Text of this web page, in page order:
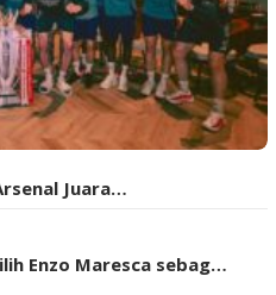
Juara…
Enzo Maresca sebag…